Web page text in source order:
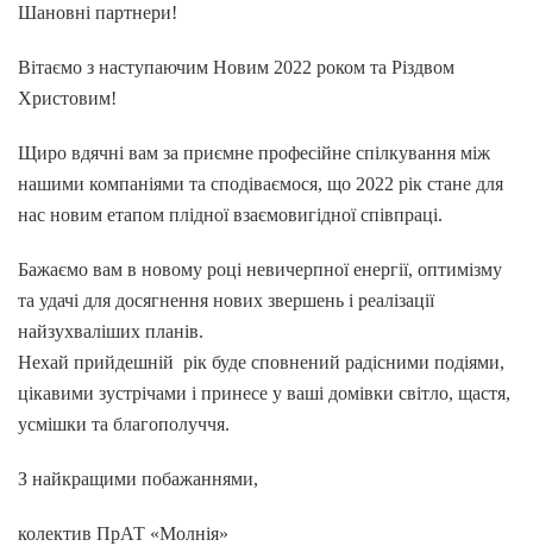
Шановні партнери!
Вітаємо з наступаючим Новим 2022 роком та Різдвом
Христовим!
Щиро вдячні вам за приємне професійне спілкування між
нашими компаніями та сподіваємося, що 2022 рік стане для
нас новим етапом плідної взаємовигідної співпраці.
Бажаємо вам в новому році невичерпної енергії, оптимізму
та удачі для досягнення нових звершень і реалізації
найзухваліших планів.
Нехай прийдешній рік буде сповнений радісними подіями,
цікавими зустрічами і принесе у ваші домівки світло, щастя,
усмішки та благополуччя.
З найкращими побажаннями,
колектив ПрАТ «Молнія»